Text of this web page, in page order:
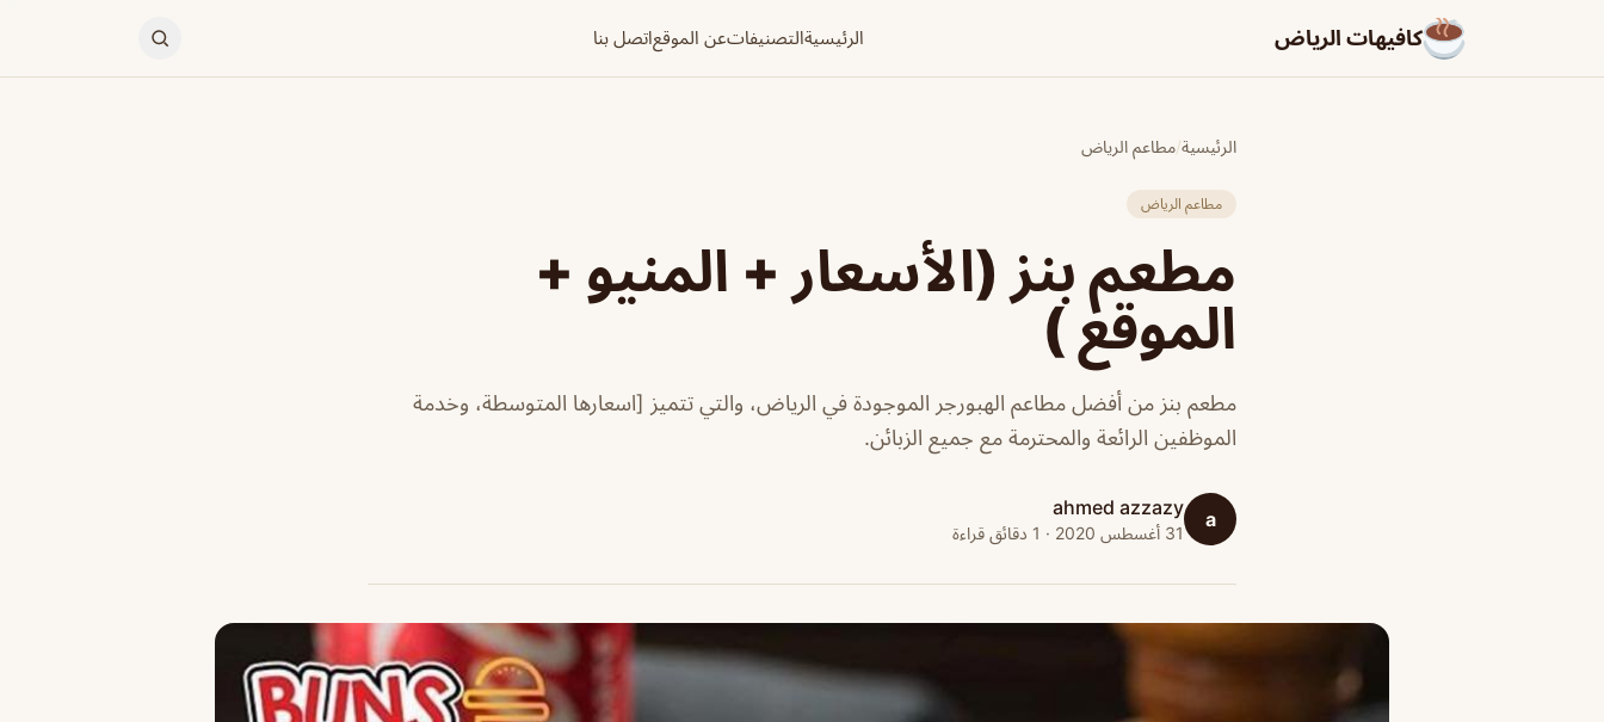
كافيهات الرياض الرئيسيةالتصنيفاتعن الموقعاتصل بنا
الرئيسية/مطاعم الرياض
مطاعم الرياض
مطعم بنز (الأسعار + المنيو +
الموقع )
مطعم بنز من أفضل مطاعم الهبورجر الموجودة في الرياض، والتي تتميز [اسعارها المتوسطة، وخدمة
الموظفين الرائعة والمحترمة مع جميع الزبائن.
a
ahmed azzazy
31 أغسطس 2020 · 1 دقائق قراءة